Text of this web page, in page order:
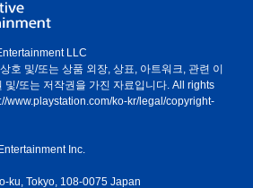
LLC
호 및/또는 상품 외장, 상표, 아트워크, 관련 이
및/또는 저작권을 가진 자료입니다. All rights
www.playstation.com/ko-kr/legal/copyright-
Inc.
ku, Tokyo, 108-0075 Japan